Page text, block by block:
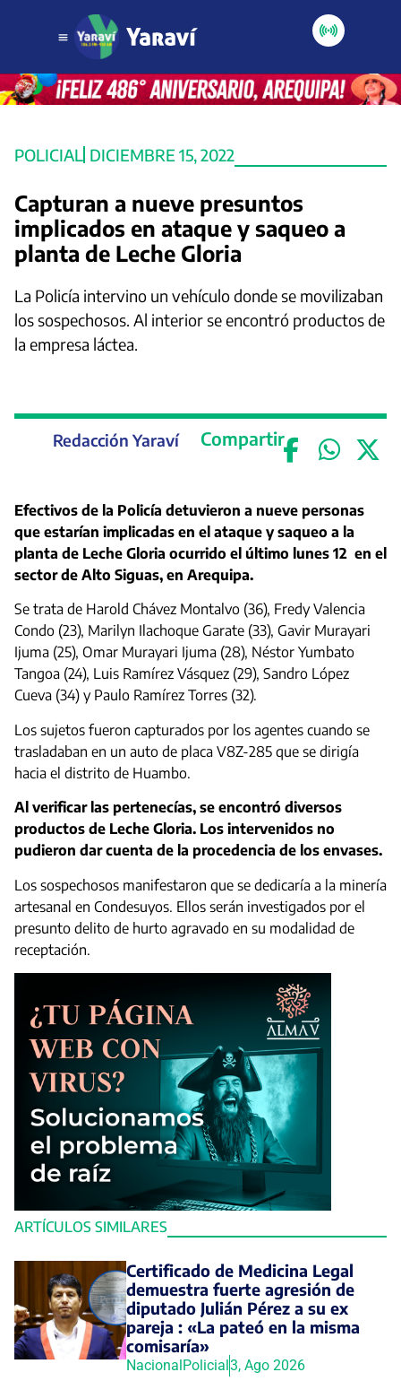
ARTÍCULOS SIMILARES
Certificado de Medicina Legal
demuestra fuerte agresión de
diputado Julián Pérez a su ex
pareja : «La pateó en la misma
comisaría»
NacionalPolicial3, Ago 2026
POLICIAL DICIEMBRE 15, 2022
Capturan a nueve presuntos
implicados en ataque y saqueo a
planta de Leche Gloria
La Policía intervino un vehículo donde se movilizaban
los sospechosos. Al interior se encontró productos de
la empresa láctea.
Redacción Yaraví Compartir
Efectivos de la Policía detuvieron a nueve personas
que estarían implicadas en el ataque y saqueo a la
planta de Leche Gloria ocurrido el último lunes 12 en el
sector de Alto Siguas, en Arequipa.
Se trata de Harold Chávez Montalvo (36), Fredy Valencia
Condo (23), Marilyn Ilachoque Garate (33), Gavir Murayari
Ijuma (25), Omar Murayari Ijuma (28), Néstor Yumbato
Tangoa (24), Luis Ramírez Vásquez (29), Sandro López
Cueva (34) y Paulo Ramírez Torres (32).
Los sujetos fueron capturados por los agentes cuando se
trasladaban en un auto de placa V8Z-285 que se dirigía
hacia el distrito de Huambo.
Al verificar las pertenecías, se encontró diversos
productos de Leche Gloria. Los intervenidos no
pudieron dar cuenta de la procedencia de los envases.
Los sospechosos manifestaron que se dedicaría a la minería
artesanal en Condesuyos. Ellos serán investigados por el
presunto delito de hurto agravado en su modalidad de
receptación.